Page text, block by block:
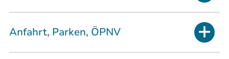
Anfahrt, Parken, ÖPNV